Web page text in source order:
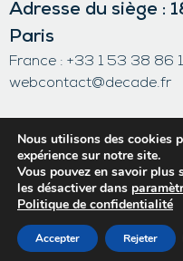
Adresse du siège :
Paris
France : +33 1 53 38 86
webcontact@decade.fr
Politique des cookies
Contact
©
Nous utilisons des cookies
expérience sur notre site.
Vous pouvez en savoir
les désactiver dans
Politique de confidentialité
Accepter Rejeter